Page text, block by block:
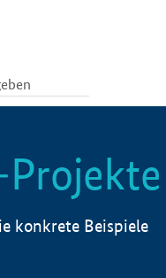
konkrete Beispiele